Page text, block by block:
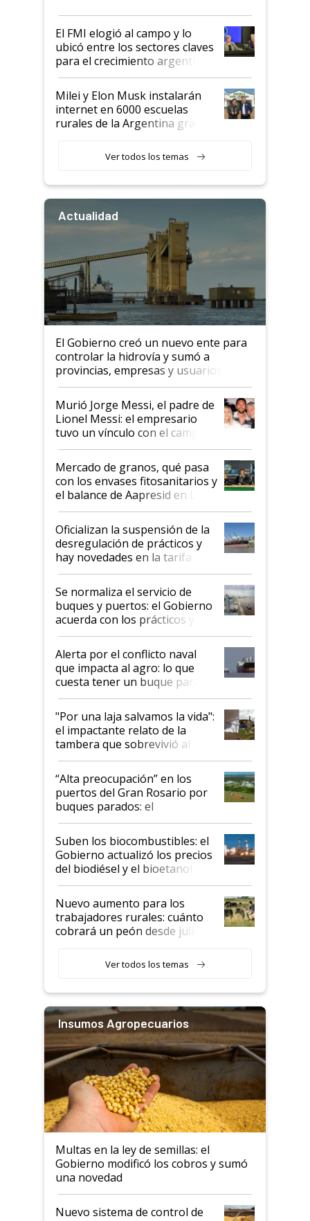
de Milei
El FMI elogió al campo y lo
ubicó entre los sectores claves
para el crecimiento argentino
Milei y Elon Musk instalarán
internet en 6000 escuelas
rurales de la Argentina gracias
Ver todos los temas
Actualidad
El Gobierno creó un nuevo ente para
controlar la hidrovía y sumó a
provincias, empresas y usuarios
Murió Jorge Messi, el padre de
Lionel Messi: el empresario
tuvo un vínculo con el campo
Mercado de granos, qué pasa
con los envases fitosanitarios y
el balance de Aapresid en La
Posta
Oficializan la suspensión de la
desregulación de prácticos y
hay novedades en la tarifa de
la hidrovía
Se normaliza el servicio de
buques y puertos: el Gobierno
acuerda con los prácticos y
suspende el decreto de
desregulación
Alerta por el conflicto naval
que impacta al agro: lo que
cuesta tener un buque parado
y el peligro de que Argentina
pase a ser "país sucio"
"Por una laja salvamos la vida":
el impactante relato de la
tambera que sobrevivió al
tornado
“Alta preocupación” en los
puertos del Gran Rosario por
buques parados: el
funcionamiento de las
exportadoras en tensión tras
la medida de fuerza de los
prácticos
Suben los biocombustibles: el
Gobierno actualizó los precios
del biodiésel y el bioetanol
Nuevo aumento para los
trabajadores rurales: cuánto
cobrará un peón desde julio
Ver todos los temas
Insumos Agropecuarios
Multas en la ley de semillas: el
Gobierno modificó los cobros y sumó
una novedad
Nuevo sistema de control de